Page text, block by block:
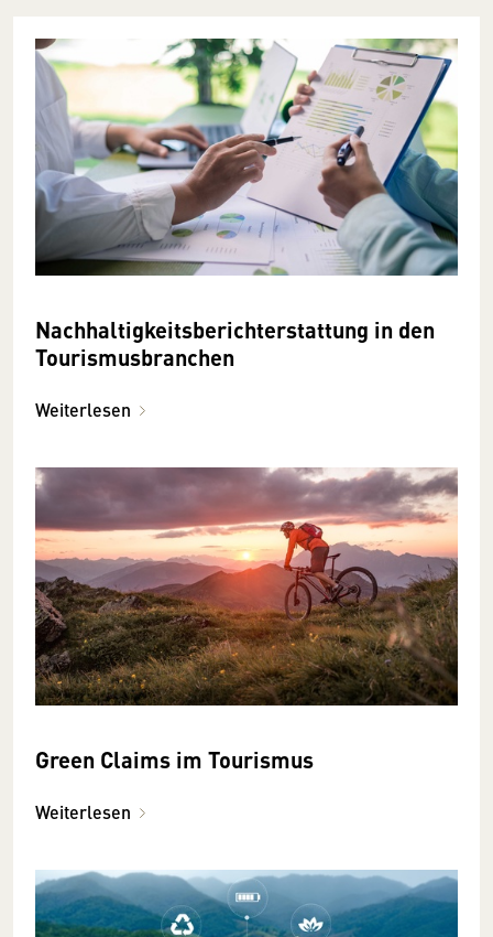
Nachhaltigkeitsberichterstattung in den
Tourismusbranchen
Weiterlesen
Green Claims im Tourismus
Weiterlesen